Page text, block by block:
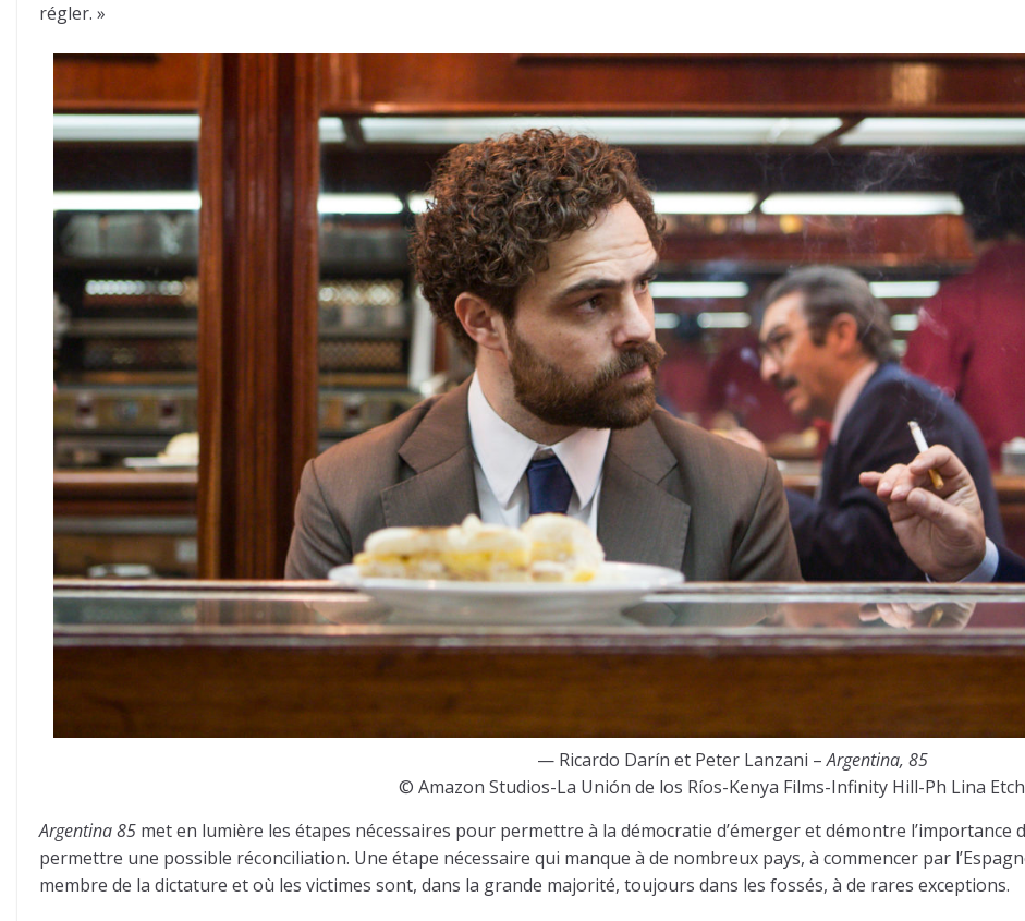
régler. »
— Ricardo Darín et Peter Lanzani –Argentina, 85
© Amazon Studios-La Unión de los Ríos-Kenya Films-Infinity Hill-Ph Lina
Argentina 85 met en lumière les étapes nécessaires pour permettre à la démocratie d’émerger et démontre
permettre une possible réconciliation. Une étape nécessaire qui manque à de nombreux pays, à commencer par
membre de la dictature et où les victimes sont, dans la grande majorité, toujours dans les fossés, à de rares exceptions.